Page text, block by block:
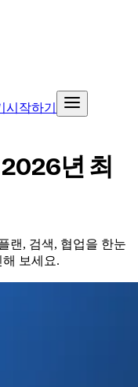
시작하기
년 최
랜, 검색, 협업을 한눈
보세요.